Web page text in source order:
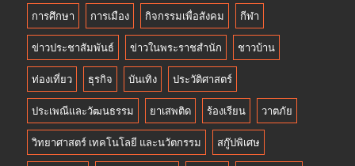
การศึกษา การเมือง กิจกรรมเพื่อสังคม กีฬา
ข่าวประชาสัมพันธ์ ข่าวในพระราชสำนัก ชาวบ้าน
ท่องเที่ยว ธุรกิจ บันเทิง ประวัติศาสตร์
ประเพณีและวัฒนธรรม ยาเสพติด ร้องเรียน วาตภัย
วิทยาศาสตร์ เทคโนโลยี และนวัตกรรม สกู๊ปพิเศษ